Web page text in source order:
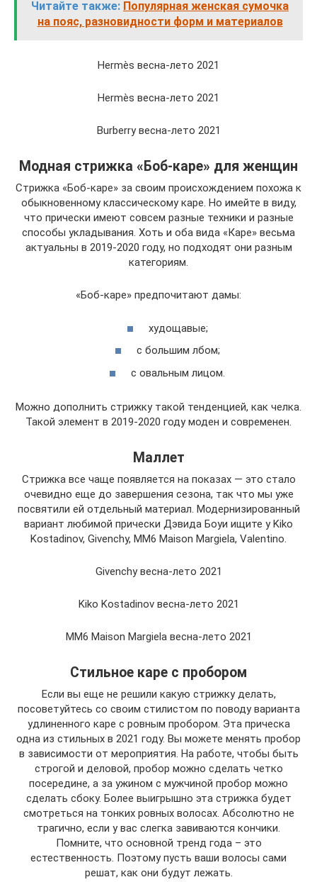
Читайте также: Популярная женская сумочка
на пояс, разновидности форм и материалов
Hermès весна-лето 2021
Hermès весна-лето 2021
Burberry весна-лето 2021
Модная стрижка «Боб-каре» для женщин
Стрижка «Боб-каре» за своим происхождением похожа к
обыкновенному классическому каре. Но имейте в виду,
что прически имеют совсем разные техники и разные
способы укладывания. Хоть и оба вида «Каре» весьма
актуальны в 2019-2020 году, но подходят они разным
категориям.
«Боб-каре» предпочитают дамы:
худощавые;
с большим лбом;
с овальным лицом.
Можно дополнить стрижку такой тенденцией, как челка.
Такой элемент в 2019-2020 году моден и современен.
Маллет
Стрижка все чаще появляется на показах — это стало
очевидно еще до завершения сезона, так что мы уже
посвятили ей отдельный материал. Модернизированный
вариант любимой прически Дэвида Боуи ищите у Kiko
Kostadinov, Givenchy, MM6 Maison Margiela, Valentino.
Givenchy весна-лето 2021
Kiko Kostadinov весна-лето 2021
MM6 Maison Margiela весна-лето 2021
Стильное каре с пробором
Если вы еще не решили какую стрижку делать,
посоветуйтесь со своим стилистом по поводу варианта
удлиненного каре с ровным пробором. Эта прическа
одна из стильных в 2021 году. Вы можете менять пробор
в зависимости от мероприятия. На работе, чтобы быть
строгой и деловой, пробор можно сделать четко
посередине, а за ужином с мужчиной пробор можно
сделать сбоку. Более выигрышно эта стрижка будет
смотреться на тонких ровных волосах. Абсолютно не
трагично, если у вас слегка завиваются кончики.
Помните, что основной тренд года – это
естественность. Поэтому пусть ваши волосы сами
решат, как они будут лежать.